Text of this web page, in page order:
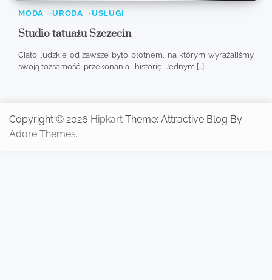
MODA URODA USŁUGI
Studio tatuażu Szczecin
Ciało ludzkie od zawsze było płótnem, na którym wyrażaliśmy
swoją tożsamość, przekonania i historię. Jednym […]
Copyright © 2026 Hipkart Theme: Attractive Blog By
Adore Themes.